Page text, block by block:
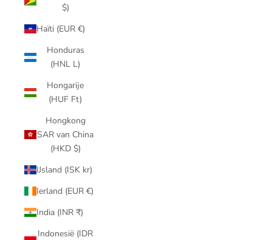
$)
Haïti (EUR €)
Honduras
(HNL L)
Hongarije
(HUF Ft)
Hongkong
SAR van China
(HKD $)
IJsland (ISK kr)
Ierland (EUR €)
India (INR ₹)
Indonesië (IDR